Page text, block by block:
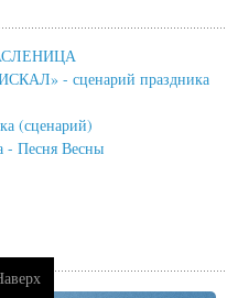
- сценарий праздника
(сценарий)
- Песня Весны